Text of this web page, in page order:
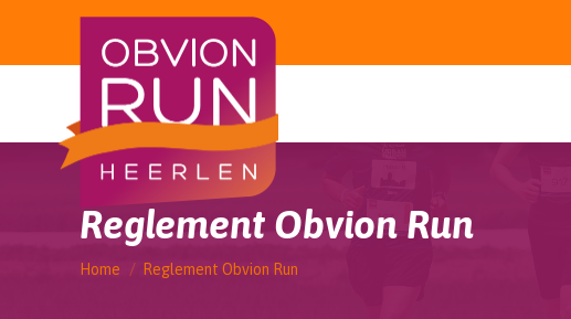
Reglement Obvion Run
Je bent hier:
Home Reglement Obvion Run